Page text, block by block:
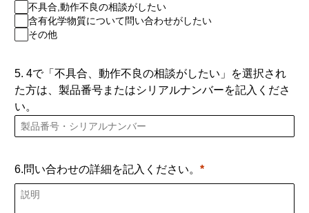
不具合,動作不良の相談がしたい
含有化学物質について問い合わせがしたい
その他
5. 4で「不具合、動作不良の相談がしたい」を選択され
た方は、製品番号またはシリアルナンバーを記入くださ
い。
6.問い合わせの詳細を記入ください。